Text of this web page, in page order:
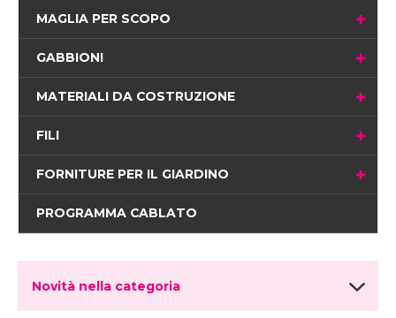
MAGLIA PER SCOPO
GABBIONI
MATERIALI DA COSTRUZIONE
FILI
FORNITURE PER IL GIARDINO
PROGRAMMA CABLATO
Novità nella categoria